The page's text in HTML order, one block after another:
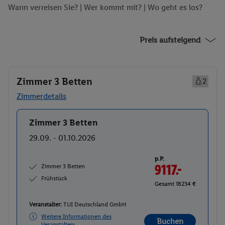
Wann verreisen Sie? | Wer kommt mit? | Wo geht es los?
Preis aufsteigend
Zimmer 3 Betten
2
Zimmerdetails
Buchen
Zimmer 3 Betten
29.09. - 01.10.2026
Zimmer 3 Betten
Frühstück
p.P.
9117.-
Gesamt 18234 €
Veranstalter: TUI Deutschland GmbH
Weitere Informationen des
Buchen